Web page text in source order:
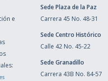
e
Sede Plaza de la Paz
Carrera 45 No. 48-31
Sede Centro Histórico
Calle 42 No. 45-22
Sede Granadillo
Carrera 43B No. 84-57